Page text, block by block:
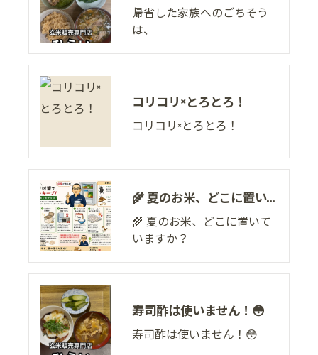
帰省した家族へのごちそう
は、
コリコリ×とろとろ！
コリコリ×とろとろ！
🌾 夏のお米、どこに置いていますか？
🌾 夏のお米、どこに置いて
いますか？
寿司酢は使いません！😳
寿司酢は使いません！😳